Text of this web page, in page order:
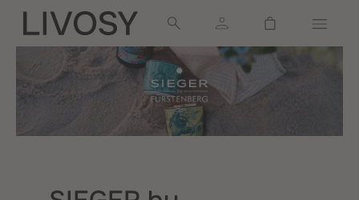
springen
Warenkorb